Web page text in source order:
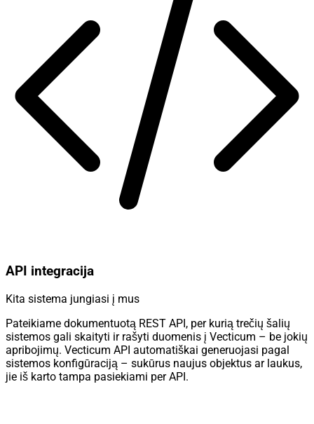
API integracija
Kita sistema jungiasi į mus
Pateikiame dokumentuotą REST API, per kurią trečių šalių
sistemos gali skaityti ir rašyti duomenis į Vecticum – be jokių
apribojimų. Vecticum API automatiškai generuojasi pagal
sistemos konfigūraciją – sukūrus naujus objektus ar laukus,
jie iš karto tampa pasiekiami per API.